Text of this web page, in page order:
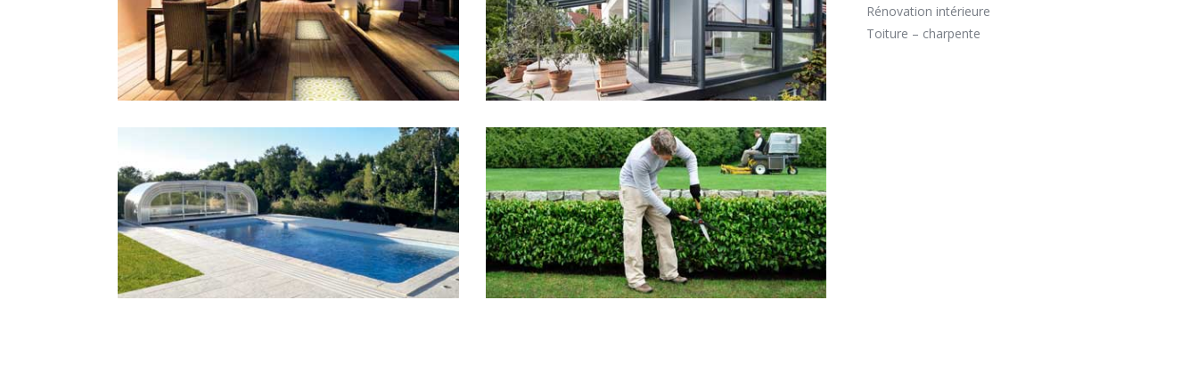
Sols extérieurs Véranda – Pergola – verrière
Piscine – Abri Piscine Paysagiste – Espace Vert
Rénovation intérieure
Toiture – charpente